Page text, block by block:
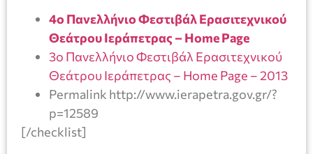
4ο Πανελλήνιο Φεστιβάλ Ερασιτεχνικού
Θεάτρου Ιεράπετρας – Home Page
3ο Πανελλήνιο Φεστιβάλ Ερασιτεχνικού
Θεάτρου Ιεράπετρας – Home Page – 2013
Permalink http://www.ierapetra.gov.gr/?
p=12589
[/checklist]